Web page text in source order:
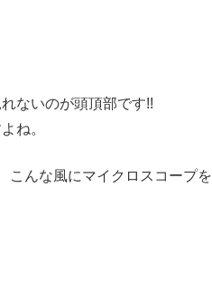
ないのが頭頂部です!!
ね。
こんな風にマイクロスコープを